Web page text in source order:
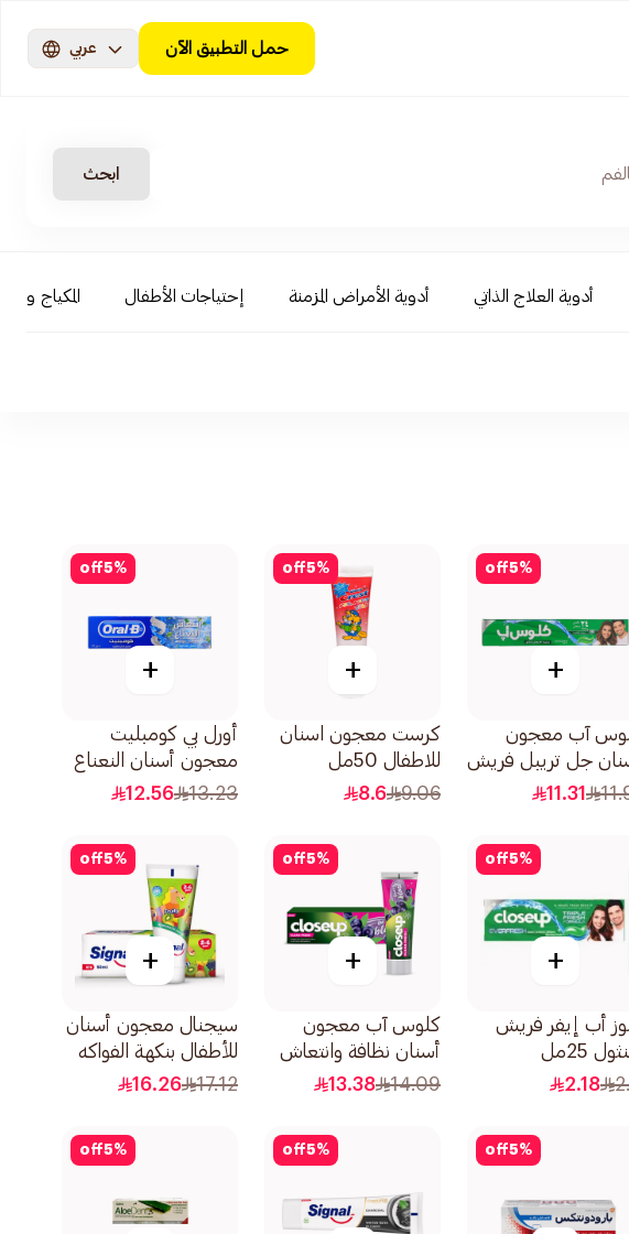
حمل التطبيق الآن عربي
ابحث
أدوية العلاج الذاتي أدوية الأمراض المزمنة إحتياجات الأطفال المكياج و
5%
off
+
آب معجون
جل تريبل فريش
المنثول 120مل
11.31
5%
off
+
كرست معجون اسنان
للاطفال 50مل
9.06
8.6
5%
off
+
أورل بي كومبليت
معجون أسنان النعناع
منعش 100مل
13.23
12.56
5%
off
+
أب إيفر فريش
25مل
2.18
5%
off
+
كلوس آب معجون
أسنان نظافة وانتعاش
بيري بلاست 75مل
14.09
13.38
5%
off
+
سيجنال معجون أسنان
للأطفال بنكهة الفواكه
50مل
17.12
16.26
5%
off
5%
off
5%
off